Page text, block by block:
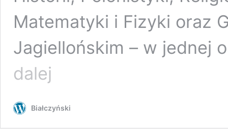
Matematyki i Fizyki oraz
Jagiellońskim – w jednej
dalej
podstawowy
Białczyński